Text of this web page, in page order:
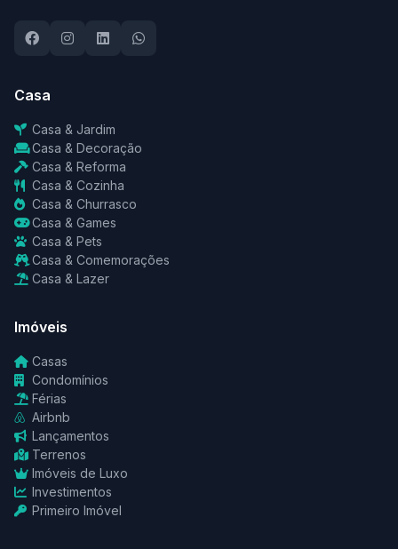
Casa
Casa & Jardim
Casa & Decoração
Casa & Reforma
Casa & Cozinha
Casa & Churrasco
Casa & Games
Casa & Pets
Casa & Comemorações
Casa & Lazer
Imóveis
Casas
Condomínios
Férias
Airbnb
Lançamentos
Terrenos
Imóveis de Luxo
Investimentos
Primeiro Imóvel